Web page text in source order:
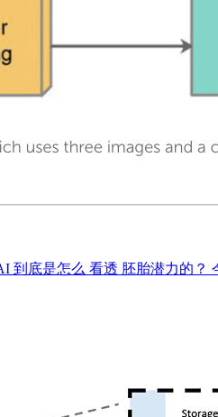
到底是怎么 看透 胚胎潜力的